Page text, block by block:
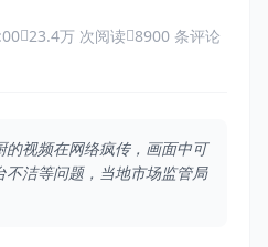
23.4万 次阅读 8900 条评论
的视频在网络疯传，画面中可
不洁等问题，当地市场监管局